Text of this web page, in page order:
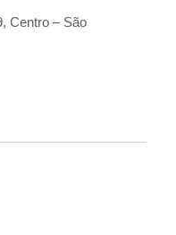
Centro – São